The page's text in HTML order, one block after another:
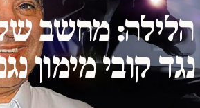
הלילה: מחשב
קובי מימון